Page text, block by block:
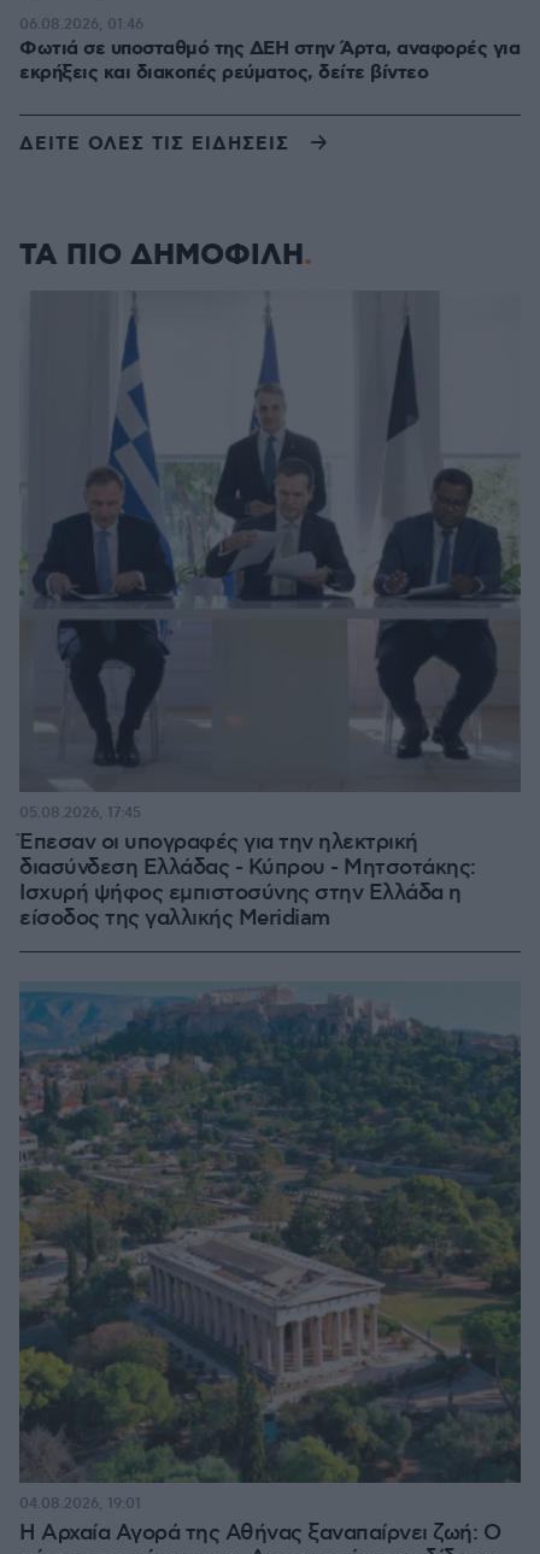
Φωτιά σε υποσταθμό της ΔΕΗ στην Άρτα, αναφορές για
εκρήξεις και διακοπές ρεύματος, δείτε βίντεο
06.08.2026, 01:46
ΔΕΙΤΕ ΟΛΕΣ ΤΙΣ ΕΙΔΗΣΕΙΣ
ΤΑ ΠΙΟ ΔΗΜΟΦΙΛΗ
Έπεσαν οι υπογραφές για την ηλεκτρική
διασύνδεση Ελλάδας - Κύπρου - Μητσοτάκης:
Ισχυρή ψήφος εμπιστοσύνης στην Ελλάδα η
είσοδος της γαλλικής Meridiam
05.08.2026, 17:45
Η Αρχαία Αγορά της Αθήνας ξαναπαίρνει ζωή: Ο
04.08.2026, 19:01